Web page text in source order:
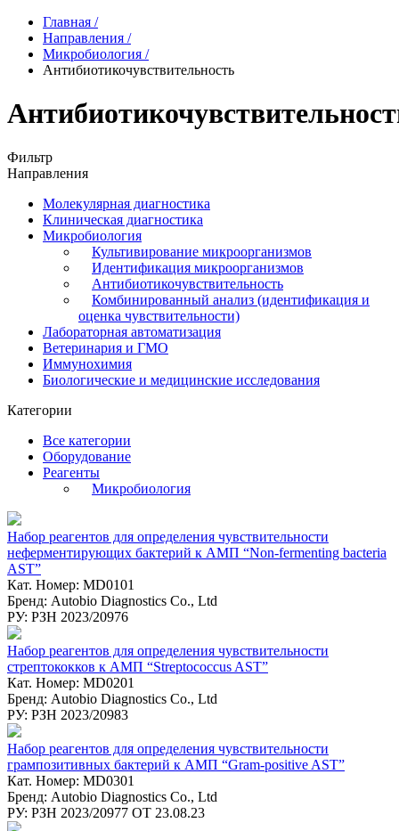
Главная /
Направления /
Микробиология /
Антибиотикочувствительность
Фильтр
Направления
Молекулярная диагностика
Клиническая диагностика
Микробиология
Культивирование микроорганизмов
Идентификация микроорганизмов
Антибиотикочувствительность
Комбинированный анализ (идентификация и
оценка чувствительности)
Лабораторная автоматизация
Ветеринария и ГМО
Иммунохимия
Биологические и медицинские исследования
Категории
Все категории
Оборудование
Реагенты
Микробиология
Набор реагентов для определения чувствительности
неферментирующих бактерий к АМП “Non-fermenting bacteria
AST”
Кат. Номер: MD0101
Бренд: Autobio Diagnostics Co., Ltd
РУ: РЗН 2023/20976
Набор реагентов для определения чувствительности
стрептококков к АМП “Streptococcus AST”
Кат. Номер: MD0201
Бренд: Autobio Diagnostics Co., Ltd
РУ: РЗН 2023/20983
Набор реагентов для определения чувствительности
грампозитивных бактерий к АМП “Gram-positive AST”
Кат. Номер: MD0301
Бренд: Autobio Diagnostics Co., Ltd
РУ: РЗН 2023/20977 ОТ 23.08.23